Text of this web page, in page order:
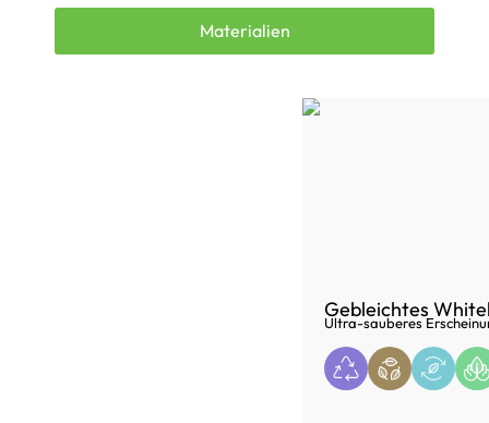
Materialien
Gebleichtes
Ultra-sauberes